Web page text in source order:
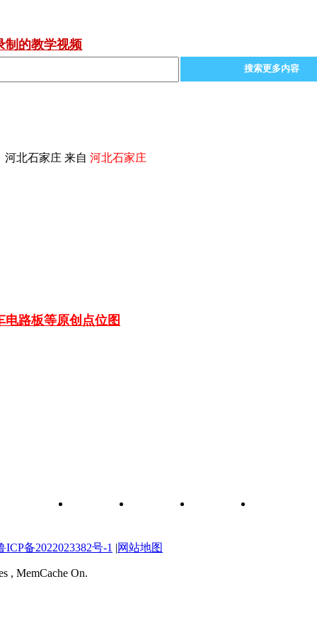
制的教学视频
搜索更多内容
河北石家庄 来自 河北石家庄
电路板等原创点位图
备2022023382号-1 |网站地图
, MemCache On.